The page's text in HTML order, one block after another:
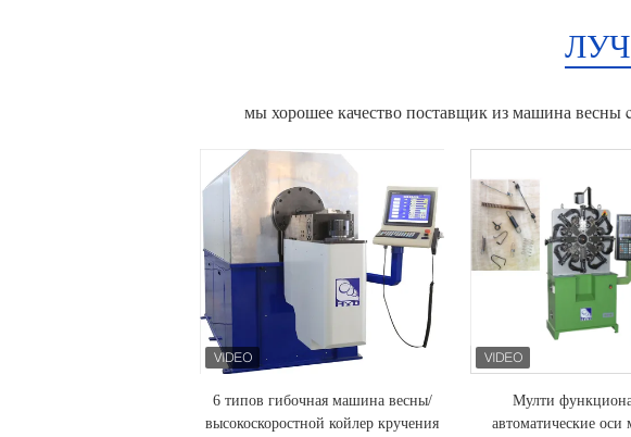
мы хорошее качество поставщик из машина
6 типов гибочная машина весны/
высокоскоростной койлер кручения
Мулти
автоматические